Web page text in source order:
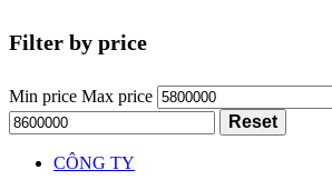
Filter by price
Min price Max price
Reset
CÔNG TY